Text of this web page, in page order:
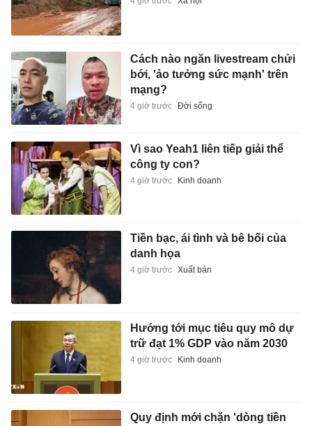
Cách nào ngăn livestream chửi
bới, 'ảo tưởng sức mạnh' trên
mạng?
4 giờ trước Đời sống
Vì sao Yeah1 liên tiếp giải thể
công ty con?
4 giờ trước Kinh doanh
Tiền bạc, ái tình và bê bối của
danh họa
4 giờ trước Xuất bản
Hướng tới mục tiêu quy mô dự
trữ đạt 1% GDP vào năm 2030
4 giờ trước Kinh doanh
Quy định mới chặn 'dòng tiền